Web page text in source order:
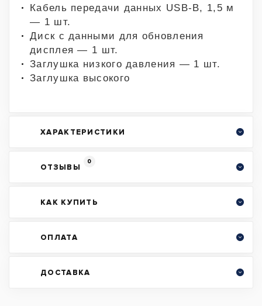
Кабель передачи данных USB-B, 1,5 м
— 1 шт.
Диск с данными для обновления
дисплея — 1 шт.
Заглушка низкого давления — 1 шт.
Заглушка высокого
ХАРАКТЕРИСТИКИ
ОТЗЫВЫ
0
КАК КУПИТЬ
ОПЛАТА
ДОСТАВКА